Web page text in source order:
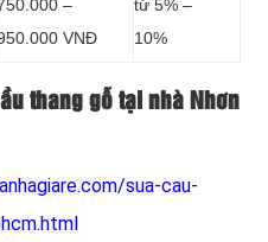
–
VNĐ
từ 5% –
10%
thang gỗ tại nhà Nhơn
sua-cau-